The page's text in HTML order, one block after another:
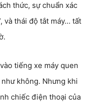
thức, sự chuẩn xác
và thái độ tắt máy… tất
tiếng xe máy quen
không. Nhưng khi
chiếc điện thoại của